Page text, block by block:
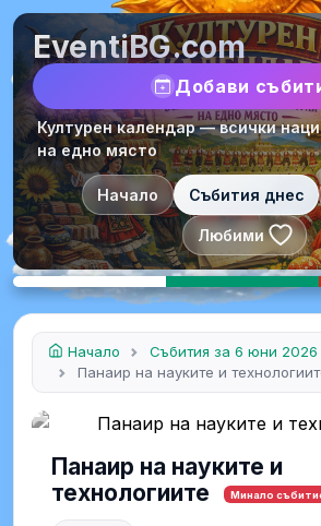
EventiBG.com
Добави
Културен календар — всички
на едно място
Начало Събития днес
Любими
Начало
Събития за 6 юни 2026
Панаир на науките и
Панаир на науките и
технологиите
Минало